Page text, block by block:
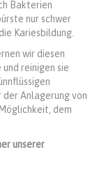
Bakterien
nur schwer
Kariesbildung.
wir diesen
reinigen sie
Anlagerung von
dem
unserer